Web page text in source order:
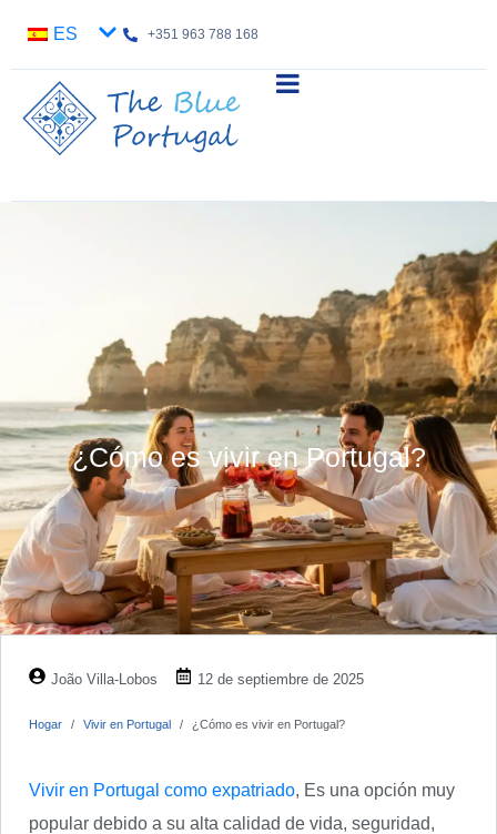
ES +351 963 788 168
¿Cómo es vivir en Portugal?
João Villa-Lobos 12 de septiembre de 2025
Hogar Vivir en Portugal ¿Cómo es vivir en Portugal?
Vivir en Portugal como expatriado, Es una opción muy
popular debido a su alta calidad de vida, seguridad,